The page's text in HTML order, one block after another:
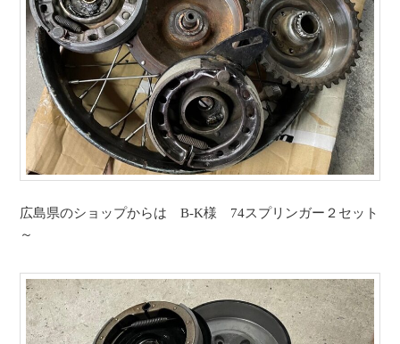
広島県のショップからは B-K様 74スプリンガー２セット
～